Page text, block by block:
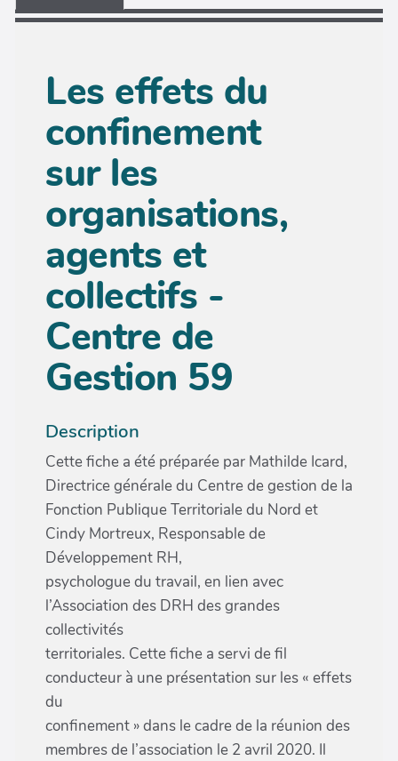
Les effets du
confinement
sur les
organisations,
agents et
collectifs -
Centre de
Gestion 59
Description
Cette fiche a été préparée par Mathilde Icard,
Directrice générale du Centre de gestion de la
Fonction Publique Territoriale du Nord et
Cindy Mortreux, Responsable de
Développement RH,
psychologue du travail, en lien avec
l’Association des DRH des grandes
collectivités
territoriales. Cette fiche a servi de fil
conducteur à une présentation sur les « effets
du
confinement » dans le cadre de la réunion des
membres de l’association le 2 avril 2020. Il